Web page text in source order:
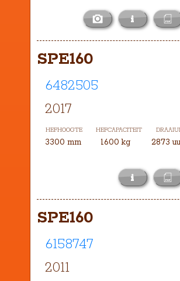
i
Het masttype bij deze
3700
SPE160
6482505
2017
HEFHOOGTE HEFCAPACITEIT
3300 mm 1600 kg 2873
i
Het masttype bij deze
TRIPLEX-3300
SPE160
6158747
2011